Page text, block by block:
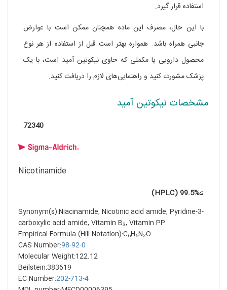
استفاده قرار گیرد.
با این حال، مصرف این ماده همچنان ممکن است با عوارض
جانبی همراه باشد. همواره بهتر است قبل از استفاده از هر نوع
محصول دارویی یا مکملی که حاوی نیکوتین آمید است، با یک
پزشک مشورت کنید و راهنمایی‌های لازم را دریافت کنید.
مشخصات نیکوتین آمید
72340
Nicotinamide
≥99.5% (HPLC)
Synonym(s):Niacinamide, Nicotinic acid amide, Pyridine-3-
carboxylic acid amide, Vitamin B3, Vitamin PP
Empirical Formula (Hill Notation):C6H6N2O
CAS Number:98-92-0
Molecular Weight:122.12
Beilstein:383619
EC Number:202-713-4